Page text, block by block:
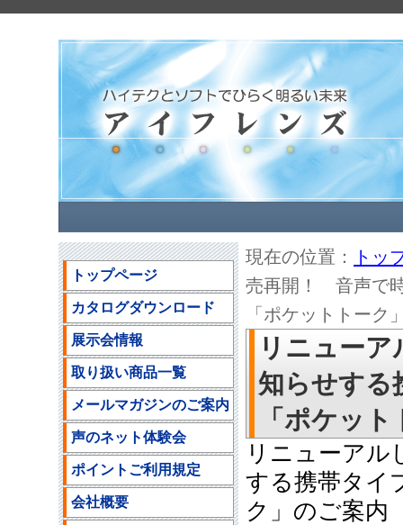
現在の位置：
トッ
売再開！ 音声で
「ポケットトーク
リニュー
知らせす
「ポケッ
リニューア
する携帯タイ
ク」のご案内
トップページ
カタログダウンロード
展示会情報
取り扱い商品一覧
メールマガジンのご案内
声のネット体験会
ポイントご利用規定
会社概要